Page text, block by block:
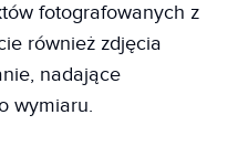
fotografowanych z
również zdjęcia
nadające
wymiaru.